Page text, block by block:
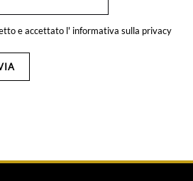
e accettato l' informativa sulla privacy